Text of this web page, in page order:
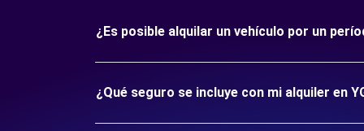
¿Es posible alquilar un vehículo por un
¿Qué seguro se incluye con mi alquiler en